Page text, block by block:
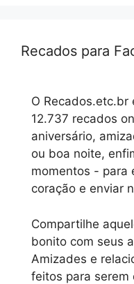
Recados para
O Recados.etc.br
12.737 recados
aniversário,
ou boa noite,
momentos - para
coração e enviar
Compartilhe
bonito com seus
Amizades e
feitos para serem